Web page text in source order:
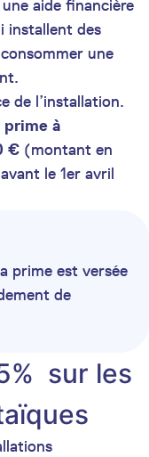
aide financière
installent des
une
de l’installation.
prime à
€ (montant en
le 1er avril
prime est versée
de
sur les